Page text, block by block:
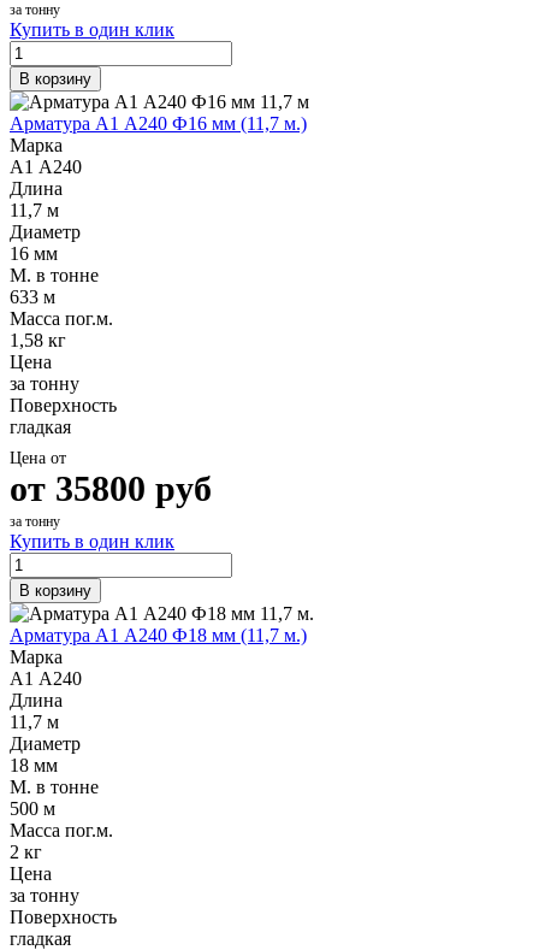
за тонну
Купить в один клик
В корзину
Арматура А1 А240 Ф16 мм (11,7 м.)
Марка
А1 А240
Длина
11,7 м
Диаметр
16 мм
М. в тонне
633 м
Масса пог.м.
1,58 кг
Цена
за тонну
Поверхность
гладкая
Цена от
от 35800 руб
за тонну
Купить в один клик
В корзину
Арматура А1 А240 Ф18 мм (11,7 м.)
Марка
А1 А240
Длина
11,7 м
Диаметр
18 мм
М. в тонне
500 м
Масса пог.м.
2 кг
Цена
за тонну
Поверхность
гладкая